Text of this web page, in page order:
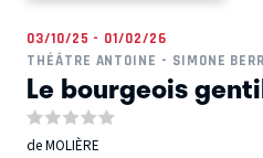
03/10/25 - 01/02/26
THÉÂTRE ANTOINE - SIMONE
Le bourgeois
de MOLIÈRE